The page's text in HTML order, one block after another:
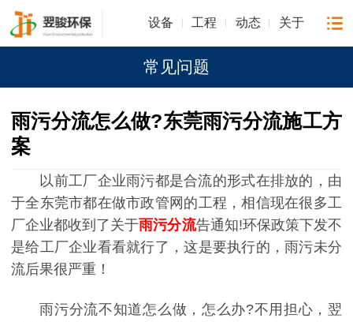
设备 工程 动态 关于
常见问题
雨污分流怎么做?东莞雨污分流施工方
案
以前工厂企业雨污都是合流的形式在排放的，由
于全东莞市都在做市政管网的工程，相信现在很多工
厂企业都收到了关于雨污分流告通知!环保政策下发不
是给工厂企业看看就行了，这是要执行的，雨污未分
流后果很严重！
雨污分流不知道怎么做，怎么办?不用担心，翌